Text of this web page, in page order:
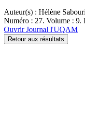
Auteur(s) : Hélène
Numéro : 27. Volume : 9.
Ouvrir Journal l'UQAM
Retour aux résultats